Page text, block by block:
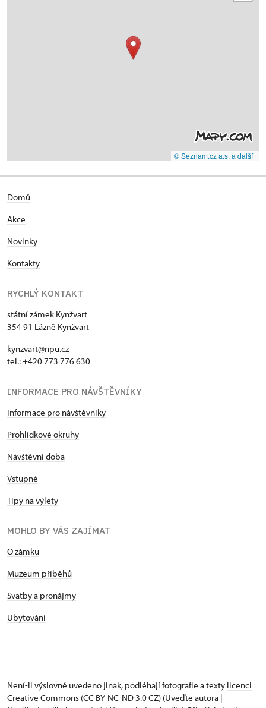
© Seznam.cz a.s. a další
Domů
Akce
Novinky
Kontakty
RYCHLÝ KONTAKT
státní zámek Kynžvart
354 91 Lázně Kynžvart
kynzvart@npu.cz
tel.: +420 773 776 630
INFORMACE PRO NÁVŠTĚVNÍKY
Informace pro návštěvníky
Prohlídkové okruhy
Návštěvní doba
Vstupné
Tipy na výlety
MOHLO BY VÁS ZAJÍMAT
O zámku
Muzeum příběhů
Svatby a pronájmy
Ubytování
Není-li výslovně uvedeno jinak, podléhají fotografie a texty licenci
Creative Commons (CC BY-NC-ND 3.0 CZ) (Uveďte autora |